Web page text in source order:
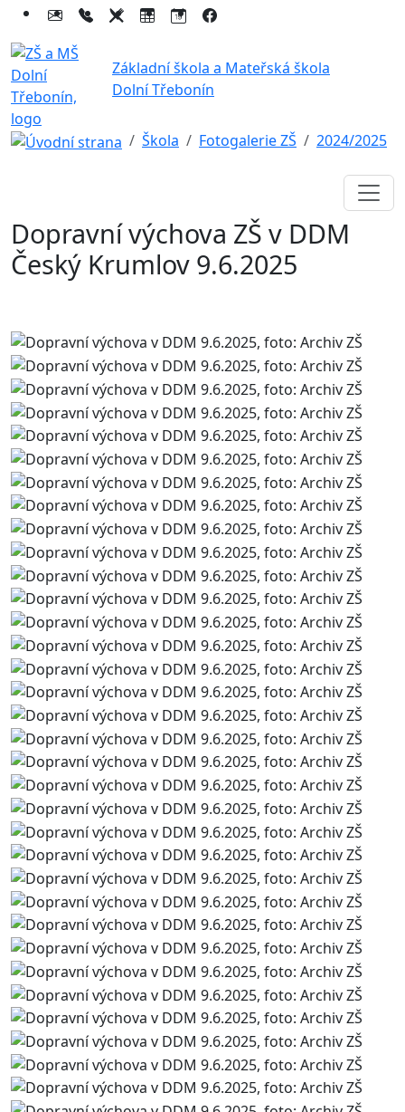
Základní škola a Mateřská škola
Dolní Třebonín
Škola Fotogalerie ZŠ 2024/2025
Dopravní výchova ZŠ v DDM
Český Krumlov 9.6.2025